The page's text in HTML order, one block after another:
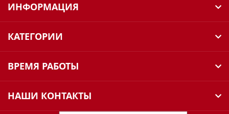
ИНФОРМАЦИЯ
КАТЕГОРИИ
ВРЕМЯ РАБОТЫ
НАШИ КОНТАКТЫ